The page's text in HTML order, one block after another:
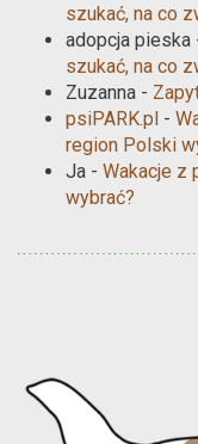
szukać, na co
adopcja pieska
szukać, na co
Zuzanna -
psiPARK.pl -
region Polski
Ja - Wakacje z
wybrać?